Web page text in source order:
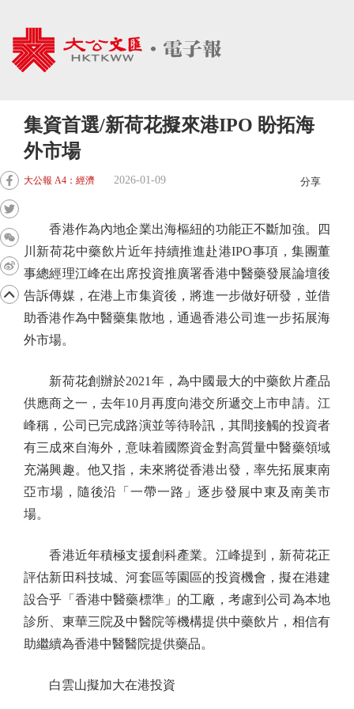
集資首選/新荷花擬來港IPO 盼拓海
外市場
大公報 A4：經濟 2026-01-09 分享
香港作為內地企業出海樞紐的功能正不斷加強。四
川新荷花中藥飲片近年持續推進赴港IPO事項，集團董
事總經理江峰在出席投資推廣署香港中醫藥發展論壇後
告訴傳媒，在港上市集資後，將進一步做好研發，並借
助香港作為中醫藥集散地，通過香港公司進一步拓展海
外市場。
新荷花創辦於2021年，為中國最大的中藥飲片產品
供應商之一，去年10月再度向港交所遞交上市申請。江
峰稱，公司已完成路演並等待聆訊，其間接觸的投資者
有三成來自海外，意味着國際資金對高質量中醫藥領域
充滿興趣。他又指，未來將從香港出發，率先拓展東南
亞市場，隨後沿「一帶一路」逐步發展中東及南美市
場。
香港近年積極支援創科產業。江峰提到，新荷花正
評估新田科技城、河套區等園區的投資機會，擬在港建
設合乎「香港中醫藥標準」的工廠，考慮到公司為本地
診所、東華三院及中醫院等機構提供中藥飲片，相信有
助繼續為香港中醫醫院提供藥品。
白雲山擬加大在港投資